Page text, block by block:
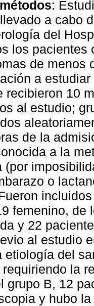
:
a cabo
del
los
de menos
a
recibieron 10
al estudio;
de la
a la
(por
o
femenino, de
y 22
al estudio
etiología del
la
grupo B, 12
y hubo